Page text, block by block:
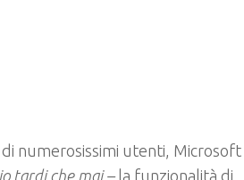
numerosissimi utenti, Microsoft
tardi che mai – la funzionalità di